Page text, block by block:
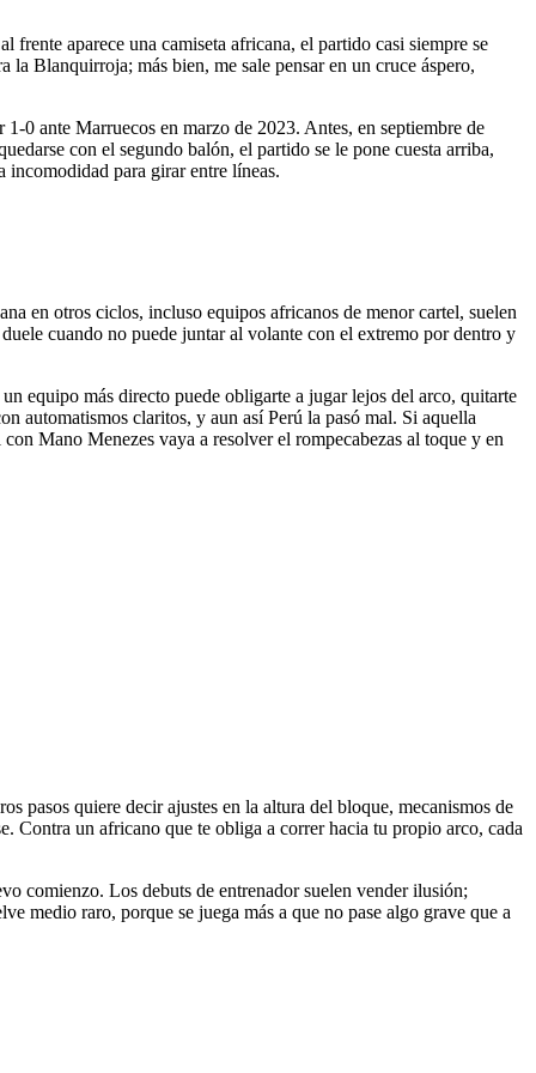
aparece una camiseta africana, el partido casi siempre se
Blanquirroja; más bien, me sale pensar en un cruce áspero,
0 ante Marruecos en marzo de 2023. Antes, en septiembre de
con el segundo balón, el partido se le pone cuesta arriba,
para girar entre líneas.
en otros ciclos, incluso equipos africanos de menor cartel, suelen
cuando no puede juntar al volante con el extremo por dentro y
equipo más directo puede obligarte a jugar lejos del arco, quitarte
automatismos claritos, y aun así Perú la pasó mal. Si aquella
Mano Menezes vaya a resolver el rompecabezas al toque y en
pasos quiere decir ajustes en la altura del bloque, mecanismos de
Contra un africano que te obliga a correr hacia tu propio arco, cada
comienzo. Los debuts de entrenador suelen vender ilusión;
medio raro, porque se juega más a que no pase algo grave que a